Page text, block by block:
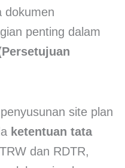
dokumen
penting dalam
site plan
ketentuan tata
dan RDTR,